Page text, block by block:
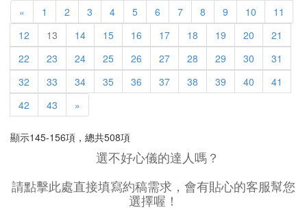
« 1 2 3 4 5 6 7 8 9 10
11
12
13 14 15 16 17 18 19 20
21
22
23 24 25 26 27 28 29 30
31
32
33 34 35 36 37 38 39 40
41
42
43 »
顯示145-156項，總共508項
選不好心儀的達人嗎？
請點擊此處直接填寫約稿需求，會有貼心的客服幫您
選擇喔！